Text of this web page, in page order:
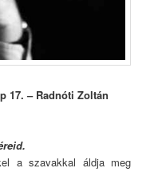
17. – Radnóti Zoltán
a szavakkal áldja meg